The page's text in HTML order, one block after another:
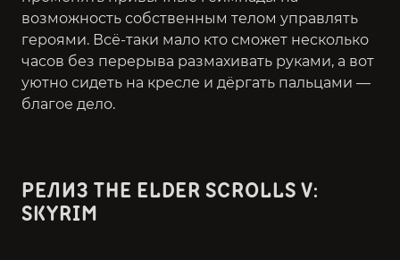
возможность собственным телом управлять
героями. Всё-таки мало кто сможет несколько
часов без перерыва размахивать руками, а вот
уютно сидеть на кресле и дёргать пальцами —
благое дело.
РЕЛИЗ THE ELDER SCROLLS V:
SKYRIM